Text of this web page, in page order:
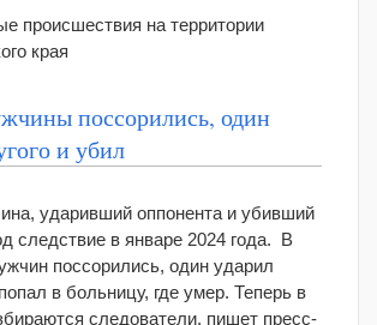
происшествия на территории
края
поссорились, один
и убил
ударивший оппонента и убивший
следствие в январе 2024 года. В
поссорились, один ударил
в больницу, где умер. Теперь в
следователи, пишет пресс-